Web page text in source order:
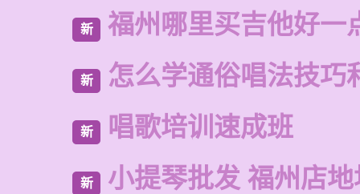
新 福州哪里买吉他好一
新 怎么学通俗唱法技巧
新 唱歌培训速成班
新 小提琴批发 福州店